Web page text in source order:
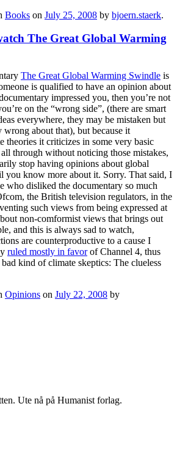
Books on July 25, 2008 by bjoern.staerk.
The Great Global Warming
The Great Global Warming Swindle is
is qualified to have an opinion about
impressed you, then you’re not
on the “wrong side”, (there are smart
everywhere, they may be mistaken but
wrong about that), but because it
theories it criticizes in some very basic
through without noticing those mistakes,
stop having opinions about global
you know more about it. Sorry. That said, I
who disliked the documentary so much
the British television regulators, in the
such views from being expressed at
non-comformist views that brings out
and this is always sad to watch,
are counterproductive to a cause I
ruled mostly in favorof Channel 4, thus
kind of climate skeptics: The clueless
Opinions on July 22, 2008 by
Ute nå på Humanist forlag.